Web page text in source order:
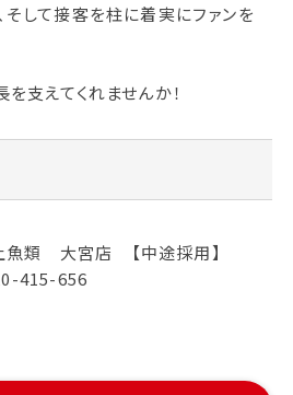
して接客を柱に着実にファンを
支えてくれませんか！
魚類 大宮店 【中途採用】
415-656